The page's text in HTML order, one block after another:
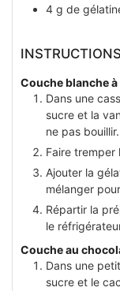
4 g de
INSTRUCTIONS
Couche blanche
Dans une
sucre et la
ne pas bouillir.
Faire tremper
Ajouter la
mélanger
Répartir la
le
Couche au
Dans une
sucre et le